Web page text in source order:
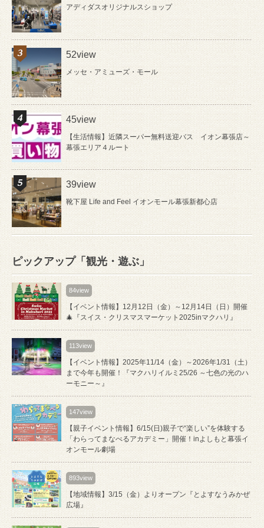
アディダスオリジナルスショップ
52view
メッセ・アミューズ・モール
45view
【生活情報】近隣スーパー無料送迎バス イオン幕張店～
幕張エリア４ルート
39view
靴下屋 Life and Feel イオンモール幕張新都心店
ピックアップ「観光・遊ぶ」
84view
【イベント情報】12月12日（金）～12月14日（日）開催
🎄『スイス・クリスマスマーケット2025inマクハリ』
113view
【イベント情報】2025年11/14（金）～2026年1/31（土）
まで今年も開催！『マクハリイルミ25/26 ～七色の光のハ
ーモニー～』
147view
【親子イベント情報】6/15(日)親子で“楽しい”を体験する
「わらってまなべるアカデミー」開催！inよしもと幕張イ
オンモール劇場
893view
【地域情報】3/15（金）よりオープン『とよすなうみかぜ
広場』